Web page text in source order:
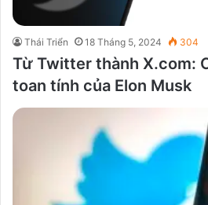
Thái Triển 18 Tháng 5, 2024 304
Từ Twitter thành X.com:
toan tính của Elon Musk